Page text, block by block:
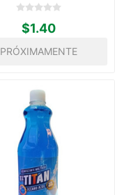
$1.40
PRÓXIMAMENTE